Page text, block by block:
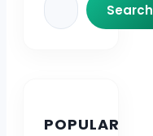
Search
Search
POPULAR